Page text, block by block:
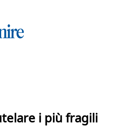
i più fragili